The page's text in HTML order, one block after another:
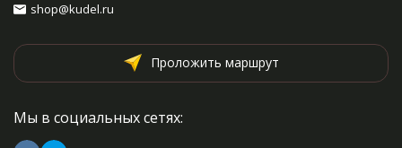
shop@kudel.ru
Проложить маршрут
Мы в социальных сетях: